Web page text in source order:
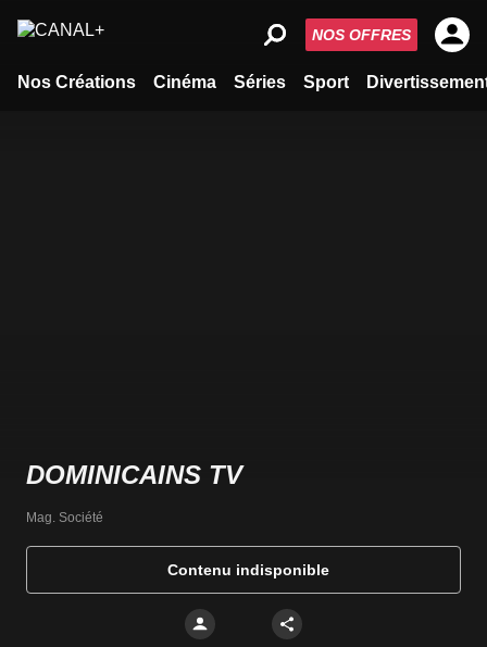
Nos Créations Cinéma Séries Sport
NOS OFFRES
DOMINICAINS TV
Mag. Société
Contenu indisponible